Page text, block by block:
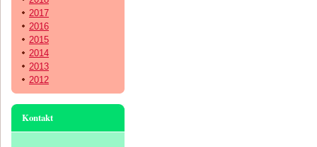
2017
2016
2015
2014
2013
2012
Kontakt